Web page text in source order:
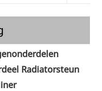
Radiatorsteun